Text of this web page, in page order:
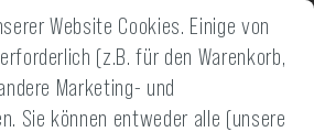
14 TAGE GELD-
Website Cookies. Einige von
(z.B. für den Warenkorb,
Marketing- und
Sie können entweder alle (unsere